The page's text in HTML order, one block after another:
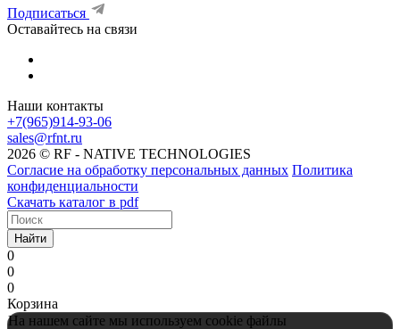
Подписаться
Оставайтесь на связи
Наши контакты
+7(965)914-93-06
sales@rfnt.ru
2026 © RF - NATIVE TECHNOLOGIES
Согласие на обработку персональных данных Политика
конфиденциальности
Скачать каталог в pdf
Найти
0
0
0
Корзина
На нашем сайте мы используем cookie файлы